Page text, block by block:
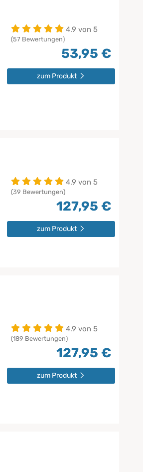
4.9 von 5
(57 Bewertungen)
53,95 €
zum Produkt
4.9 von 5
(39 Bewertungen)
127,95 €
zum Produkt
4.9 von 5
(189 Bewertungen)
127,95 €
zum Produkt